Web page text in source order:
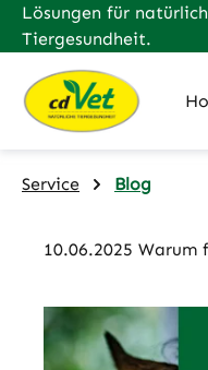
Hauptinhalt springen
Zur Suche springen
Zur Hauptnavigation
Lösungen für
Tiergesundheit.
Service Blog
10.06.2025 Warum